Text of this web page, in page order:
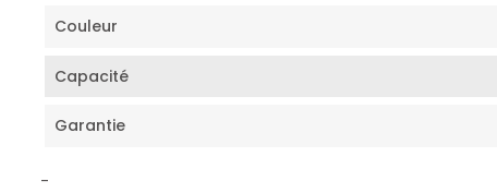
Couleur
Capacité
Garantie
-